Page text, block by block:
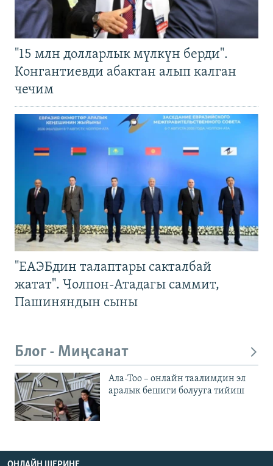
"15 млн долларлык мүлкүн берди".
Конгантиевди абактан алып калган
чечим
"ЕАЭБдин талаптары сакталбай
жатат". Чолпон-Атадагы саммит,
Пашиняндын сыны
Блог - Миңсанат
Ала-Тоо – онлайн таалимдин эл
аралык бешиги болууга тийиш